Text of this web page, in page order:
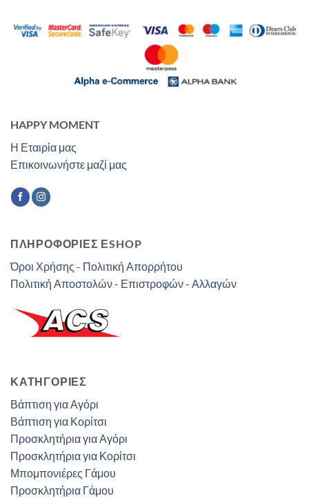
HAPPY MOMENT
Η Εταιρία μας
Επικοινωνήστε μαζί μας
ΠΛΗΡΟΦΟΡΙΕΣ ΕSHOP
Όροι Χρήσης - Πολιτική Απορρήτου
Πολιτική Αποστολών - Επιστροφών - Αλλαγών
ΚΑΤΗΓΟΡΊΕΣ
Βάπτιση για Αγόρι
Βάπτιση για Κορίτσι
Προσκλητήρια για Αγόρι
Προσκλητήρια για Κορίτσι
Μπομπονιέρες Γάμου
Προσκλητήρια Γάμου